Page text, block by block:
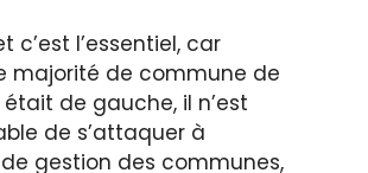
c’est l’essentiel, car
majorité de commune de
de gauche, il n’est
de s’attaquer à
gestion des communes,